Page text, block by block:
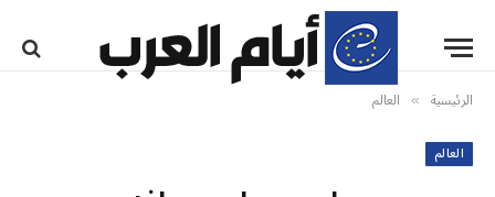
الرئيسية » العالم
العالم